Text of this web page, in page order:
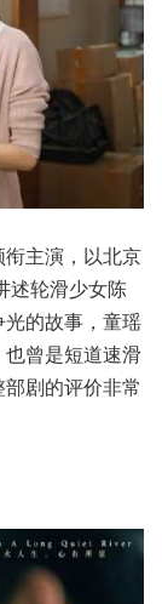
衔主演，以北京
述轮滑少女陈
的故事，童瑶
曾是短道速滑
剧的评价非常